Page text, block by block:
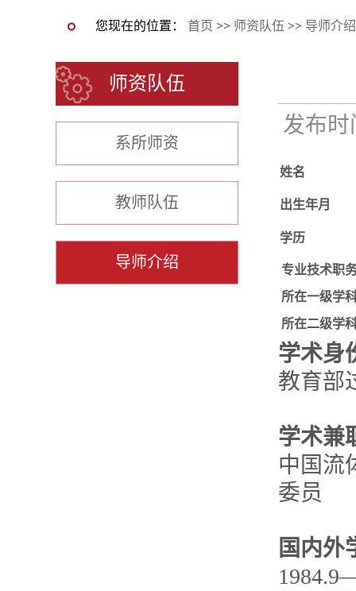
您现在的位置： 首页 >> 师资队伍 >> 导师介绍
师资队伍
系所师资
教师队伍
导师介绍
发布
姓名
出生年月
学历
专业技术职
所在一级学
所在二级学
学术身
教育部
学术兼
中国流
委员
国内外